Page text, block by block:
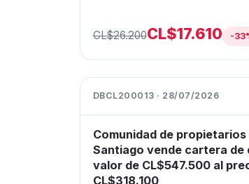
CL$26.200CL$17.610 -
DBCL200013 · 28/07/2026
Comunidad de propietarios
Santiago vende cartera de
valor de CL$547.500 al
CL$318.100